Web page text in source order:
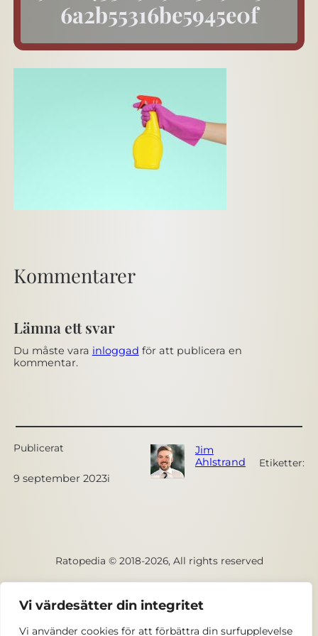
Vi värdesätter din integritet
Vi använder cookies för att förbättra din surfupplevelse
6a2b55316be5945e0f
Kommentarer
Lämna ett svar
Du måste vara inloggad för att publicera en
kommentar.
Publicerat
9 september 2023i
Jim
Ahlstrand
Etiketter:
Ratopedia © 2018-2026, All rights reserved
Facebook